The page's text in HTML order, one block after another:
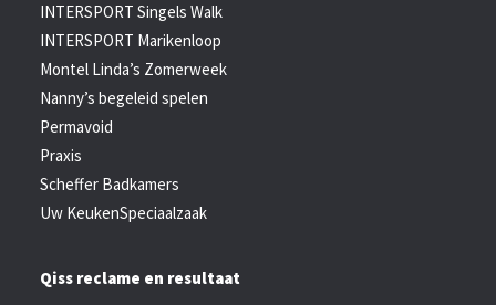
INTERSPORT Singels Walk
INTERSPORT Marikenloop
Montel Linda’s Zomerweek
Nanny’s begeleid spelen
Permavoid
Praxis
Scheffer Badkamers
Uw KeukenSpeciaalzaak
Qiss reclame en resultaat